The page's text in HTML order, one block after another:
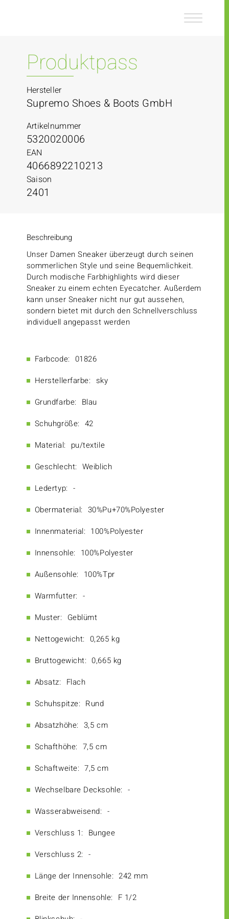
Produktpass
Hersteller
Supremo Shoes & Boots GmbH
Artikelnummer
5320020006
EAN
4066892210213
Saison
2401
Beschreibung
Unser Damen Sneaker überzeugt durch seinen
sommerlichen Style und seine Bequemlichkeit.
Durch modische Farbhighlights wird dieser
Sneaker zu einem echten Eyecatcher. Außerdem
kann unser Sneaker nicht nur gut aussehen,
sondern bietet mit durch den Schnellverschluss
individuell angepasst werden
Farbcode: 01826
Herstellerfarbe: sky
Grundfarbe: Blau
Schuhgröße: 42
Material: pu/textile
Geschlecht: Weiblich
Ledertyp: -
Obermaterial: 30%Pu+70%Polyester
Innenmaterial: 100%Polyester
Innensohle: 100%Polyester
Außensohle: 100%Tpr
Warmfutter: -
Muster: Geblümt
Nettogewicht: 0,265 kg
Bruttogewicht: 0,665 kg
Absatz: Flach
Schuhspitze: Rund
Absatzhöhe: 3,5 cm
Schafthöhe: 7,5 cm
Schaftweite: 7,5 cm
Wechselbare Decksohle: -
Wasserabweisend: -
Verschluss 1: Bungee
Verschluss 2: -
Länge der Innensohle: 242 mm
Breite der Innensohle: F 1/2